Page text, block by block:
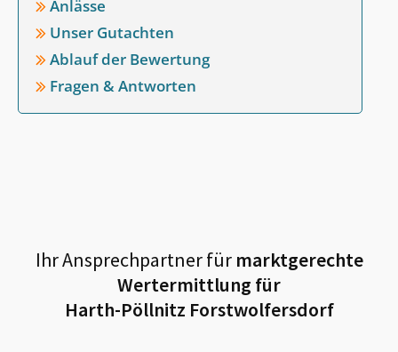
Anlässe
Unser Gutachten
Ablauf der Bewertung
Fragen & Antworten
Ihr Ansprechpartner fürmarktgerechte
Wertermittlung für
Harth-Pöllnitz Forstwolfersdorf